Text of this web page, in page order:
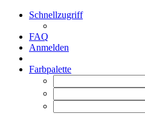
Schnellzugriff
FAQ
Anmelden
Farbpalette